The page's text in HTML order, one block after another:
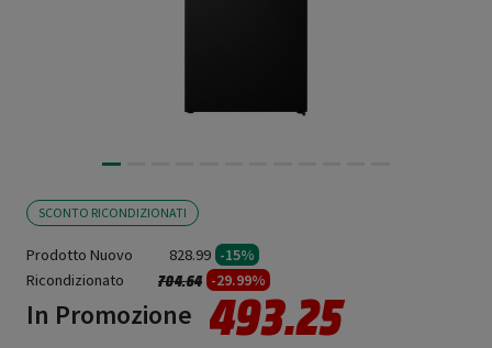
SCONTO RICONDIZIONATI
Prodotto Nuovo 828.99 -15%
Ricondizionato
Prezzo ridotto da
704.64a -29.99%
In Promozione 493.25